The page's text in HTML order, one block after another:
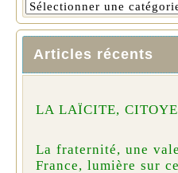
Articles récents
LA LAÏCITE,
La fraternité, une
France, lumière sur